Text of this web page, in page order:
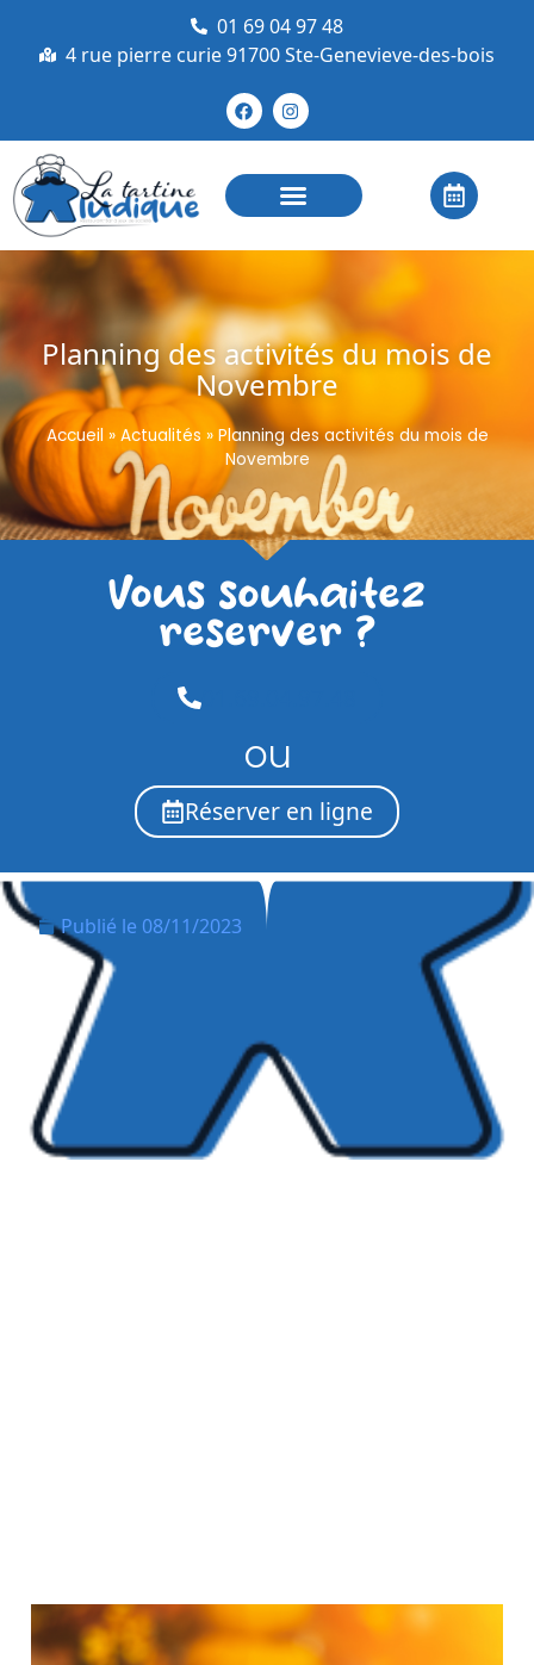
01 69 04 97 48
4 rue pierre curie 91700 Ste-Genevieve-des-bois
Planning des activités du mois de
Novembre
Accueil » Actualités » Planning des activités du mois de
Novembre
Vous souhaitez
reserver ?
01.69.04.97.48
ou
Réserver en ligne
Publié le 08/11/2023